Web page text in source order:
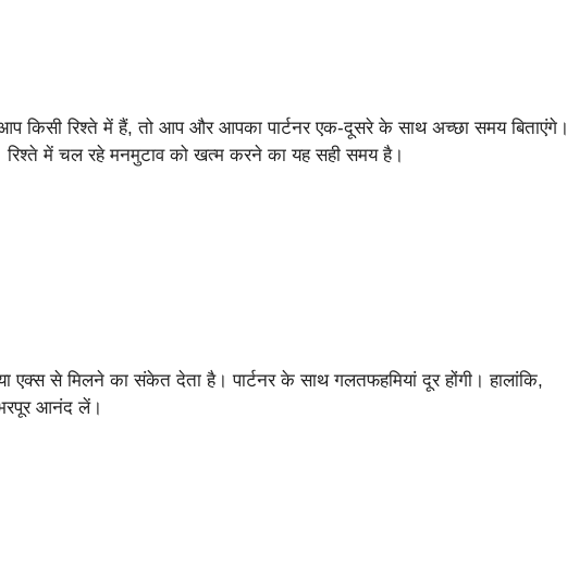
आप किसी रिश्ते में हैं, तो आप और आपका पार्टनर एक-दूसरे के साथ अच्छा समय बिताएंगे।
रिश्ते में चल रहे मनमुटाव को खत्म करने का यह सही समय है।
एक्स से मिलने का संकेत देता है। पार्टनर के साथ गलतफहमियां दूर होंगी। हालांकि,
आनंद लें।